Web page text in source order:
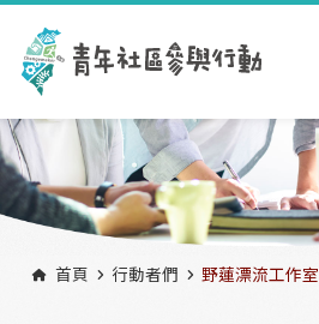
跳到主要內容區塊
首頁 行動者們 野蓮漂流工作室